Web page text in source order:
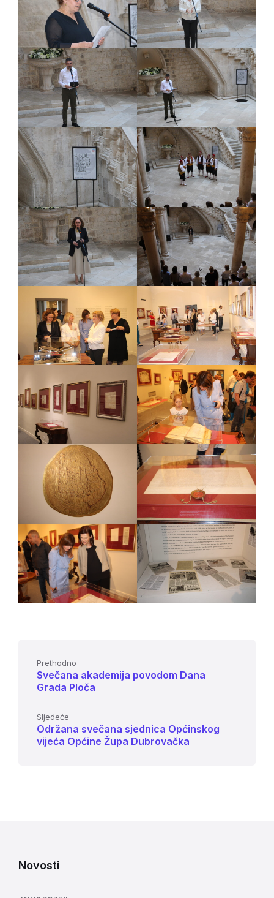
Prethodno
Svečana akademija povodom Dana
Grada Ploča
Sljedeće
Održana svečana sjednica Općinskog
vijeća Općine Župa Dubrovačka
Novosti